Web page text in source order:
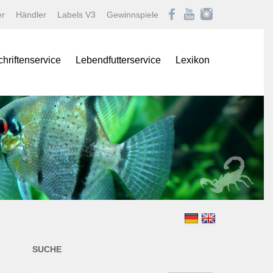
Händler Labels V3 Gewinnspiele
Fachmagazin
Aquarium live
& Teich Magazin
Lebendfutterservice Lexikon
Barben
Buntbarsche
Gartenteich
Goldfische und Koi
Krebse
Labyrinther
SUCHE